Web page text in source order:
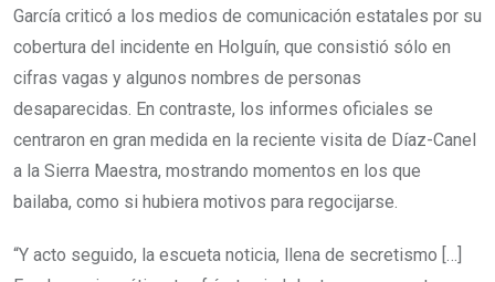
García criticó a los medios de comunicación estatales por su
cobertura del incidente en Holguín, que consistió sólo en
cifras vagas y algunos nombres de personas
desaparecidas. En contraste, los informes oficiales se
centraron en gran medida en la reciente visita de Díaz-Canel
a la Sierra Maestra, mostrando momentos en los que
bailaba, como si hubiera motivos para regocijarse.
“Y acto seguido, la escueta noticia, llena de secretismo […]